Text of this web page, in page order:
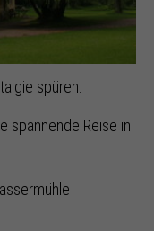
spüren.
spannende Reise in